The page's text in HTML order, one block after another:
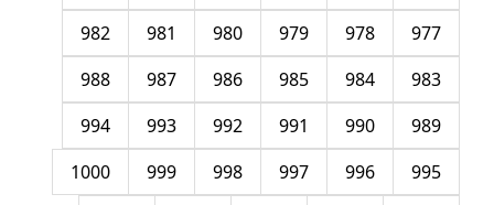
977
978
979
980
981
982
983
984
985
986
987
988
989
990
991
992
993
994
995
996
997
998
999
1000